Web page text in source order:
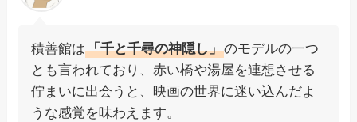
積善館は「千と千尋の神隠し」のモデルの一つ
とも言われており、赤い橋や湯屋を連想させる
佇まいに出会うと、映画の世界に迷い込んだよ
うな感覚を味わえます。